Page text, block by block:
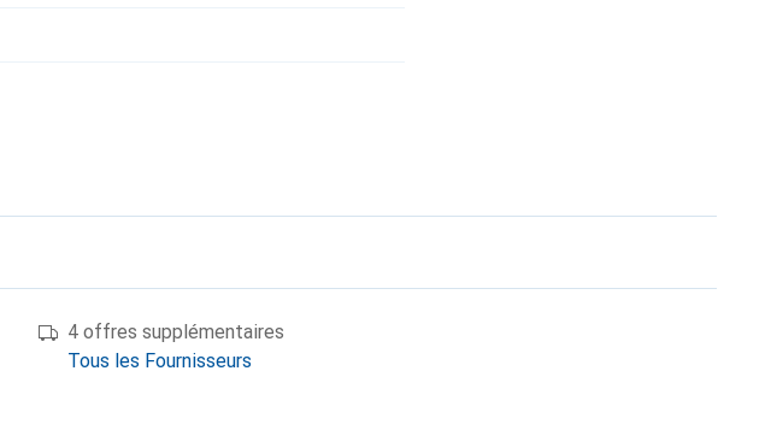
4 offres supplémentaires
Tous les Fournisseurs